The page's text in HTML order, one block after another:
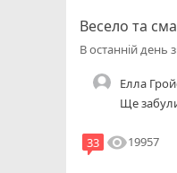
Весело та
В останній день
Елла
Ще
33 visibility19957